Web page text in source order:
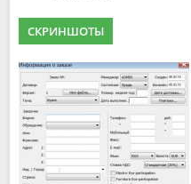
СКРИНШОТЫ